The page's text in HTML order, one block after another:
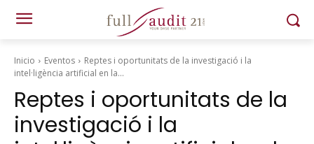
Inicio Eventos
Reptes i oportunitats de la investigació i la
intel·ligència artificial en la...
Reptes i oportunitats de la
investigació i la